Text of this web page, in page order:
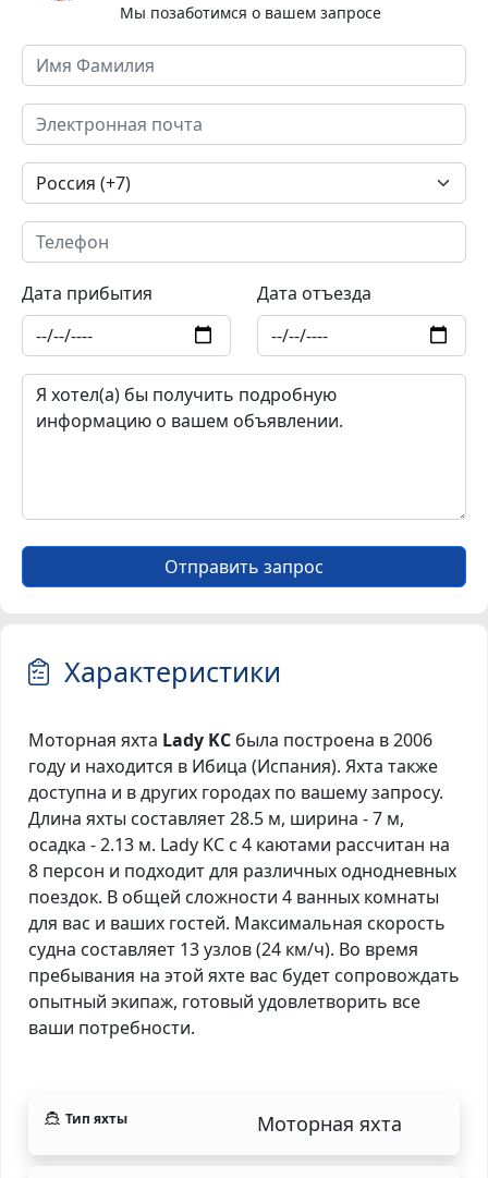
Мы позаботимся о вашем запросе
Дата прибытия Дата отъезда
Отправить запрос
Характеристики
Моторная яхта Lady KC была построена в 2006
году и находится в Ибица (Испания). Яхта также
доступна и в других городах по вашему запросу.
Длина яхты составляет 28.5 м, ширина - 7 м,
осадка - 2.13 м. Lady KC с 4 каютами рассчитан на
8 персон и подходит для различных однодневных
поездок. В общей сложности 4 ванных комнаты
для вас и ваших гостей. Максимальная скорость
судна составляет 13 узлов (24 км/ч). Во время
пребывания на этой яхте вас будет сопровождать
опытный экипаж, готовый удовлетворить все
ваши потребности.
Тип яхты Моторная яхта